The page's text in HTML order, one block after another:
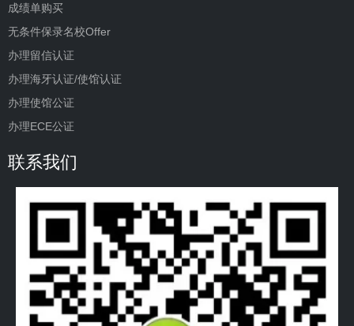
成绩单购买
无条件保录名校Offer
办理留信认证
办理海牙认证/使馆认证
办理使馆公证
办理ECE公证
联系我们